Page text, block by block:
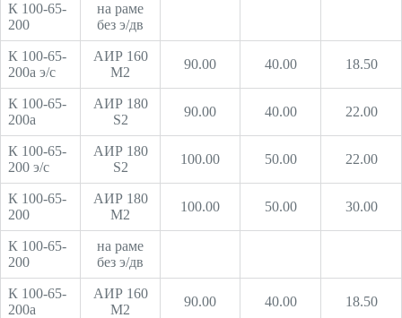
К 100-65-
200
на раме
без э/дв
К 100-65-
200а э/с
АИР 160
М2
90.00 40.00 18.50
К 100-65-
200а
АИР 180
S2
90.00 40.00 22.00
К 100-65-
200 э/с
АИР 180
S2
100.00 50.00 22.00
К 100-65-
200
АИР 180
М2
100.00 50.00 30.00
К 100-65-
200
на раме
без э/дв
К 100-65-
200а
АИР 160
М2
90.00 40.00 18.50